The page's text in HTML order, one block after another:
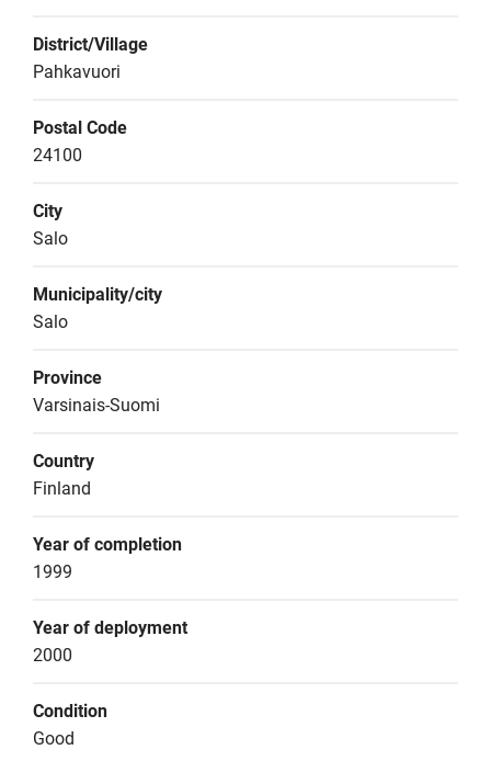
District/Village
Pahkavuori
Postal Code
24100
City
Salo
Municipality/city
Salo
Province
Varsinais-Suomi
Country
Finland
Year of completion
1999
Year of deployment
2000
Condition
Good